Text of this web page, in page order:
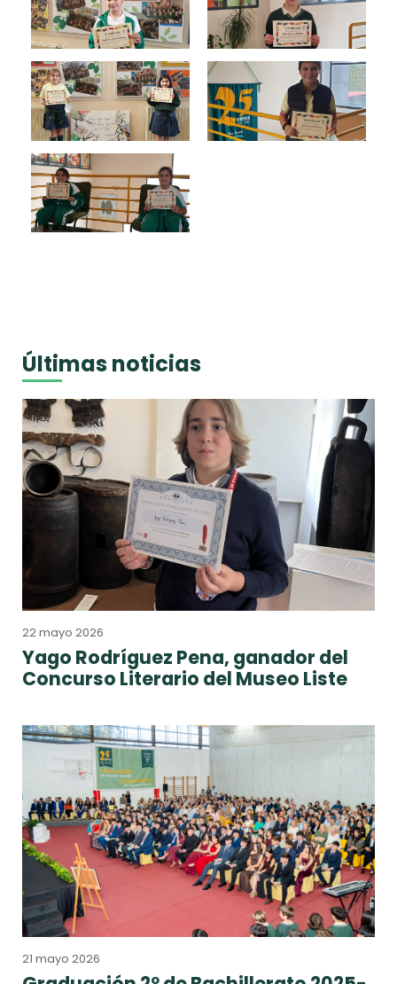
Últimas noticias
22 mayo 2026
Yago Rodríguez Pena, ganador del
Concurso Literario del Museo Liste
21 mayo 2026